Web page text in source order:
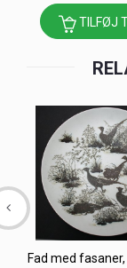
TILFØJ
Fad med fasaner,